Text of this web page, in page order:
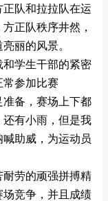
队和拉拉队在运
正队秩序井然，
丽的风景。
学生干部的紧密
参加比赛
准备，赛场上下都
有小雨，但是我
助威，为运动员
劳的顽强拼搏精
竞争，并且成绩